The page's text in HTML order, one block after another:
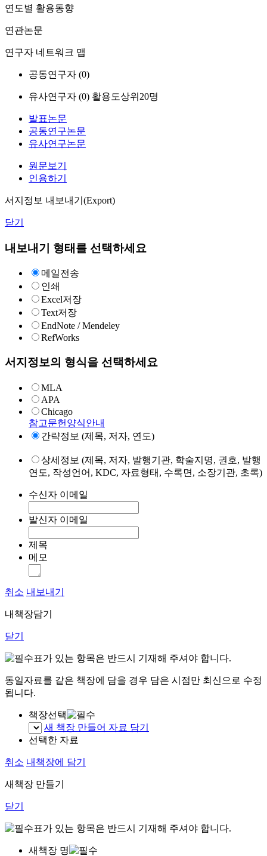
연도별 활용동향
연관논문
연구자 네트워크 맵
공동연구자 (0)
유사연구자 (0) 활용도상위20명
발표논문
공동연구논문
유사연구논문
원문보기
인용하기
서지정보 내보내기(Export)
닫기
내보내기 형태를 선택하세요
메일전송
인쇄
Excel저장
Text저장
EndNote / Mendeley
RefWorks
서지정보의 형식을 선택하세요
MLA
APA
Chicago
참고문헌양식안내
간략정보 (제목, 저자, 연도)
상세정보 (제목, 저자, 발행기관, 학술지명, 권호, 발행
연도, 작성언어, KDC, 자료형태, 수록면, 소장기관, 초록)
수신자 이메일
발신자 이메일
제목
메모
취소 내보내기
내책장담기
닫기
표가 있는 항목은 반드시 기재해 주셔야 합니다.
동일자료를 같은 책장에 담을 경우 담은 시점만 최신으로 수정
됩니다.
책장선택
새 책장 만들어 자료 담기
선택한 자료
취소 내책장에 담기
새책장 만들기
닫기
표가 있는 항목은 반드시 기재해 주셔야 합니다.
새책장 명